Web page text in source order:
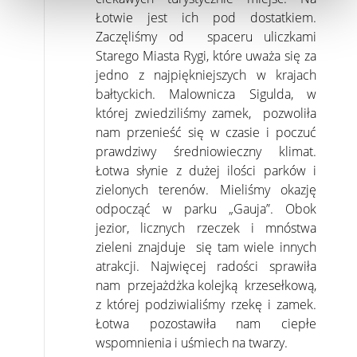
Łotwie jest ich pod dostatkiem.
Zaczęliśmy od spaceru uliczkami
Starego Miasta Rygi, które uważa się za
jedno z najpiękniejszych w krajach
bałtyckich. Malownicza Sigulda, w
której zwiedziliśmy zamek, pozwoliła
nam przenieść się w czasie i poczuć
prawdziwy średniowieczny klimat.
Łotwa słynie z dużej ilości parków i
zielonych terenów. Mieliśmy okazję
odpocząć w parku „Gauja”. Obok
jezior, licznych rzeczek i mnóstwa
zieleni znajduje się tam wiele innych
atrakcji. Najwięcej radości sprawiła
nam przejażdżka kolejką krzesełkową,
z której podziwialiśmy rzekę i zamek.
Łotwa pozostawiła nam ciepłe
wspomnienia i uśmiech na twarzy.